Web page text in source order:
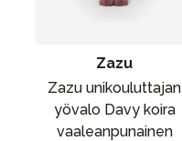
Zazu
Zazu unikouluttajan
yövalo Davy koira
vaaleanpunainen